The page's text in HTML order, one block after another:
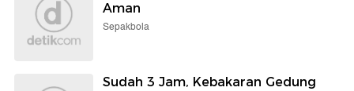
Aman
Sepakbola
Sudah 3 Jam, Kebakaran Gedung